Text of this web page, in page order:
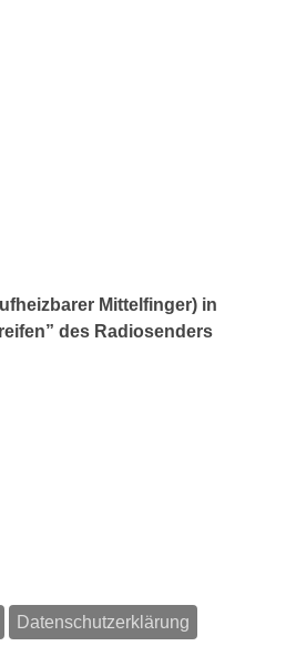
Mittelfinger) in
des Radiosenders
Datenschutzerklärung